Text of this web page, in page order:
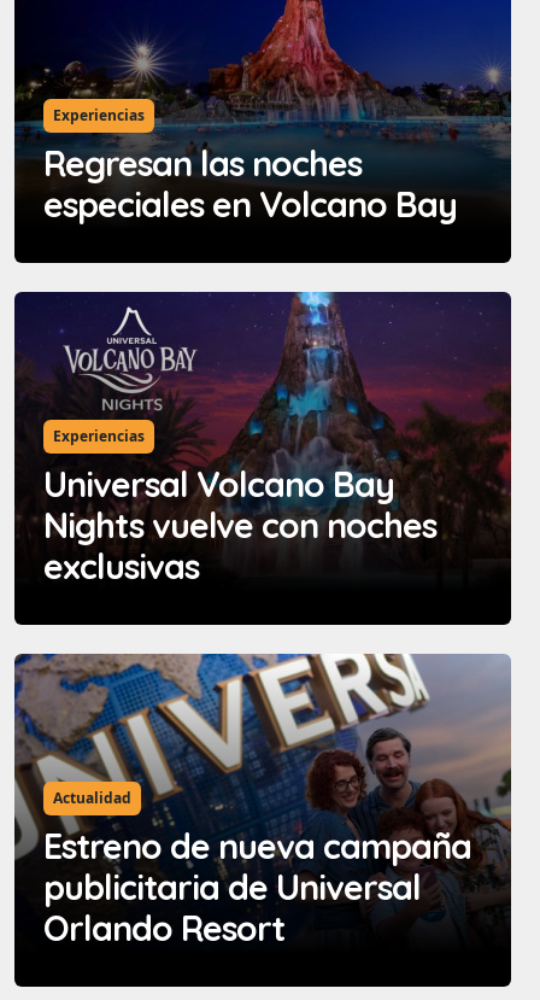
Experiencias
Regresan las noches
especiales en Volcano Bay
Experiencias
Universal Volcano Bay
Nights vuelve con noches
exclusivas
Actualidad
Estreno de nueva campaña
publicitaria de Universal
Orlando Resort